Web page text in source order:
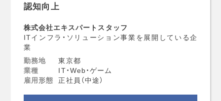
認知向上
株式会社エキスパートスタッフ
ITインフラ・ソリューション事業を展開している企
業
勤務地
東京都
業種
IT・Web・ゲーム
雇用形態 正社員（中途）